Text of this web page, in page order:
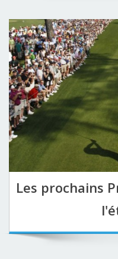
Les prochains